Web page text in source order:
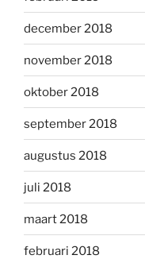
december 2018
november 2018
oktober 2018
september 2018
augustus 2018
juli 2018
maart 2018
februari 2018